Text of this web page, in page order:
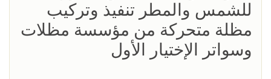
للشمس والمطر تنفيذ وتركيب
مظلة متحركة من مؤسسة مظلات
وسواتر الإختيار الأول